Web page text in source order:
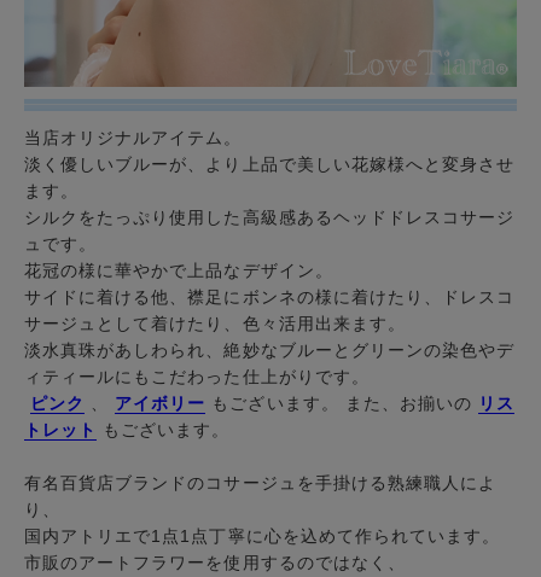
当店オリジナルアイテム。
淡く優しいブルーが、より上品で美しい花嫁様へと変身させ
ます。
シルクをたっぷり使用した高級感あるヘッドドレス コサージ
ュです。
花冠の様に華やかで上品なデザイン。
サイドに着ける他、襟足にボンネの様に着けたり、ドレス コ
サージュ として着けたり、色々活用出来ます。
淡水真珠があしわられ、絶妙なブルーとグリーンの染色やデ
ィティールにもこだわった仕上がりです。
ピンク
アイボリー もございます。 また、お揃いの リス
トレット
もございます。
有名百貨店ブランドのコサージュを手掛ける熟練職人によ
り、
国内アトリエで1点1点丁寧に心を込めて作られています。
市販のアートフラワーを使用するのではなく、